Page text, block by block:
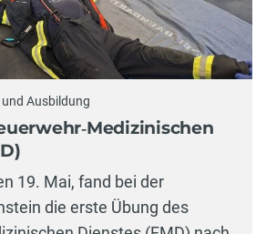
Ausbildung
19. Mai, fand bei der
die erste Übung des